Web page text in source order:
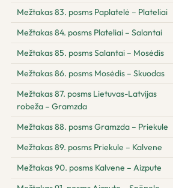
Mežtakas 83. posms Paplatelė – Plateliai
Mežtakas 84. posms Plateliai – Salantai
Mežtakas 85. posms Salantai – Mosėdis
Mežtakas 86. posms Mosėdis – Skuodas
Mežtakas 87. posms Lietuvas-Latvijas
robeža – Gramzda
Mežtakas 88. posms Gramzda – Priekule
Mežtakas 89. posms Priekule – Kalvene
Mežtakas 90. posms Kalvene – Aizpute